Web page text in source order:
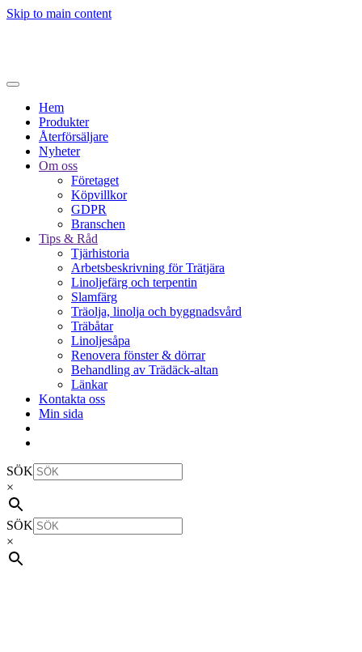
Skip to main content
Hem
Produkter
Återförsäljare
Nyheter
Om oss
Företaget
Köpvillkor
GDPR
Branschen
Tips & Råd
Tjärhistoria
Arbetsbeskrivning för Trätjära
Linoljefärg och terpentin
Slamfärg
Träolja, linolja och byggnadsvård
Träbåtar
Linoljesåpa
Renovera fönster & dörrar
Behandling av Trädäck-altan
Länkar
Kontakta oss
Min sida
SÖK
×
SÖK
×